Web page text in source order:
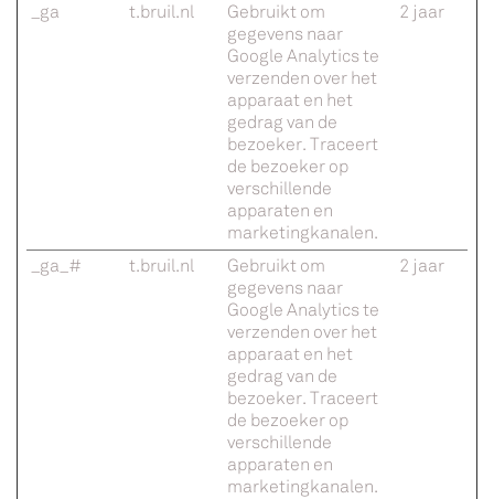
_ga t.bruil.nl
Gebruikt om
gegevens naar
Google Analytics te
verzenden over het
apparaat en het
gedrag van de
bezoeker. Traceert
de bezoeker op
verschillende
apparaten en
marketingkanalen.
2 jaar
_ga_# t.bruil.nl
Gebruikt om
gegevens naar
Google Analytics te
verzenden over het
apparaat en het
gedrag van de
bezoeker. Traceert
de bezoeker op
verschillende
apparaten en
marketingkanalen.
2 jaar